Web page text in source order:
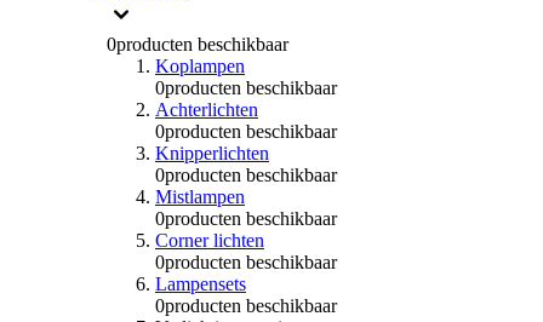
0producten beschikbaar
Koplampen
0producten beschikbaar
Achterlichten
0producten beschikbaar
Knipperlichten
0producten beschikbaar
Mistlampen
0producten beschikbaar
Corner lichten
0producten beschikbaar
Lampensets
0producten beschikbaar